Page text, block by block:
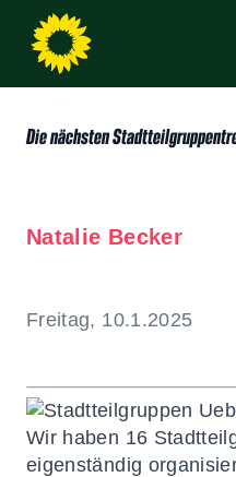
Die nächsten
Natalie Becker
Freitag, 10.1.2025
Wir haben 16
eigenständig